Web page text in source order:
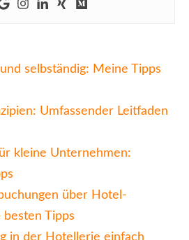
selbständig: Meine Tipps
Umfassender Leitfaden
kleine Unternehmen:
über Hotel-
Tipps
in der Hotellerie einfach